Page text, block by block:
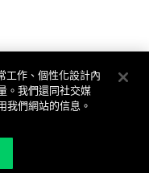
Rights Reserved
工作、個性化設計內
。我們還同社交媒
我們網站的信息。